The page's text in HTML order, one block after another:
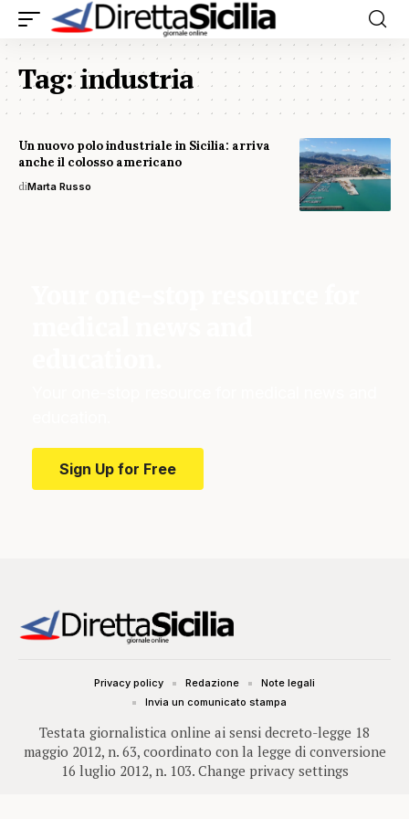
Tag:industria
Un nuovo polo industriale in Sicilia: arriva
anche il colosso americano
diMarta Russo
Sign Up for Free
Testata giornalistica online ai sensi decreto-legge 18
maggio 2012, n. 63, coordinato con la legge di conversione
16 luglio 2012, n. 103. Change privacy settings
Privacy policy Redazione
Note legali
Invia un comunicato stampa